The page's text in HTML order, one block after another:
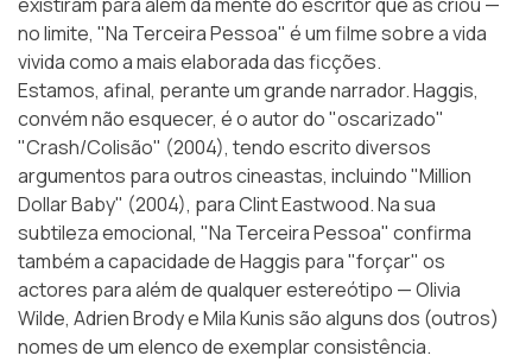
no limite, "Na Terceira Pessoa" é um filme sobre a vida
vivida como a mais elaborada das ficções.
Estamos, afinal, perante um grande narrador. Haggis,
convém não esquecer, é o autor do "oscarizado"
"Crash/Colisão" (2004), tendo escrito diversos
argumentos para outros cineastas, incluindo "Million
Dollar Baby" (2004), para Clint Eastwood. Na sua
subtileza emocional, "Na Terceira Pessoa" confirma
também a capacidade de Haggis para "forçar" os
actores para além de qualquer estereótipo — Olivia
Wilde, Adrien Brody e Mila Kunis são alguns dos (outros)
nomes de um elenco de exemplar consistência.